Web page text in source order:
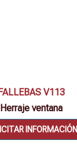
V113
Herraje ventana
INFORMACIÓN